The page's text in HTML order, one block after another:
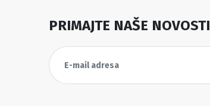
PRIMAJTE NAŠE NOVOSTI